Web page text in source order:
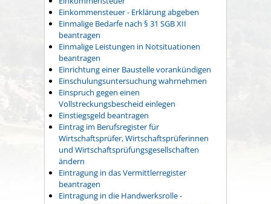
Einkommensteuer - Erklärung abgeben
Einmalige Bedarfe nach § 31 SGB XII
beantragen
Einmalige Leistungen in Notsituationen
beantragen
Einrichtung einer Baustelle vorankündigen
Einschulungsuntersuchung wahrnehmen
Einspruch gegen einen
Vollstreckungsbescheid einlegen
Einstiegsgeld beantragen
Eintrag im Berufsregister für
Wirtschaftsprüfer, Wirtschaftsprüferinnen
und Wirtschaftsprüfungsgesellschaften
ändern
Eintragung in das Vermittlerregister
beantragen
Eintragung in die Handwerksrolle -